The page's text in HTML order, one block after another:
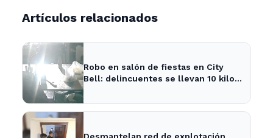
Artículos relacionados
Robo en salón de fiestas en City
Bell: delincuentes se llevan 10 kilos